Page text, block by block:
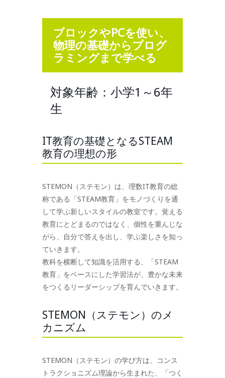
ブロックやPCを使い、
物理の基礎からプログ
ラミングまで学べる
対象年齢：小学1～6年
生
IT教育の基礎となるSTEAM
教育の理想の形
STEMON（ステモン）は、理数IT教育の総
称である「STEAM教育」をモノづくりを通
して学ぶ新しいスタイルの教室です。覚える
教育にとどまるのではなく、個性を重んじな
がら、自分で答えを出し、学ぶ楽しさを知っ
ていきます。
教科を横断して知識を活用する、「STEAM
教育」をベースにした学習法が、豊かな未来
をつくるリーダーシップを育んでいきます。
STEMON（ステモン）のメ
カニズム
STEMON（ステモン）の学び方は、コンス
トラクショニズム理論から生まれた、「つく